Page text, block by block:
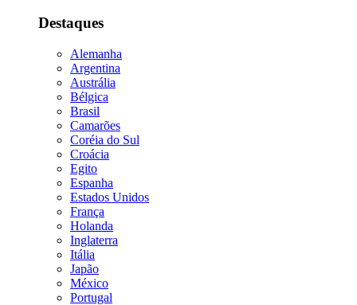
Destaques
Alemanha
Argentina
Austrália
Bélgica
Brasil
Camarões
Coréia do Sul
Croácia
Egito
Espanha
Estados Unidos
França
Holanda
Inglaterra
Itália
Japão
México
Portugal